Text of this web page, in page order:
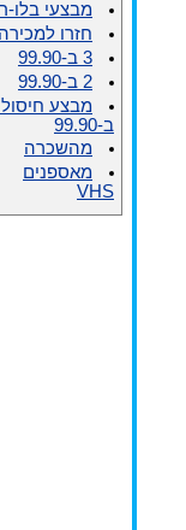
מבצעי בלו-
חזרו למכירה
3 ב-99.90
2 ב-99.90
ב-99.90
מהשכרה
מאספנים
VHS